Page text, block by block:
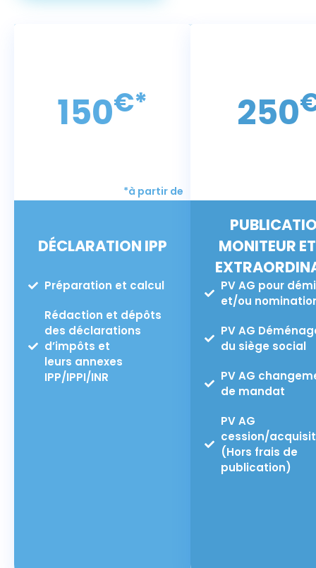
150€*
*à partir de
DÉCLARATION IPP
Préparation et calcul
Rédaction et dépôts
des déclarations
d’impôts et
leurs annexes
IPP/IPPI/INR
250
MONITEUR
PV AG pour
et/ou
PV AG
du siège social
PV AG
de mandat
PV AG
cession/
(Hors frais de
publication)